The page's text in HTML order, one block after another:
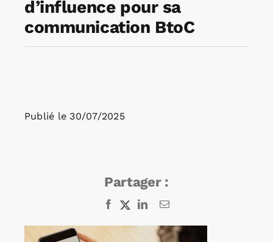
d’influence pour sa
communication BtoC
Publié le 30/07/2025
Partager :
Facebook
X LinkedInEmail